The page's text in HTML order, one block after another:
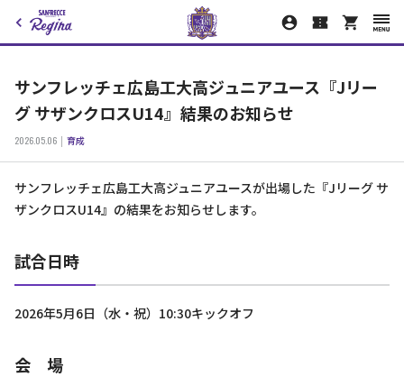
サンフレッチェ広島工大高ジュニアユース『Jリー
グ サザンクロスU14』結果のお知らせ
2026.05.06 育成
サンフレッチェ広島工大高ジュニアユースが出場した『Jリーグ サ
ザンクロスU14』の結果をお知らせします。
試合日時
2026年5月6日（水・祝）10:30キックオフ
会 場